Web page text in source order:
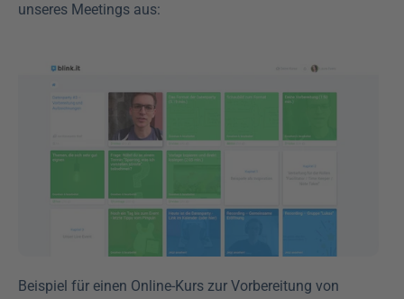
unseres Meetings aus:
Beispiel für einen Online-Kurs zur Vorbereitung von